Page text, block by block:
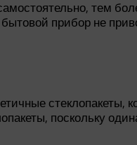
тем
прибор не
стеклопакеты,
поскольку